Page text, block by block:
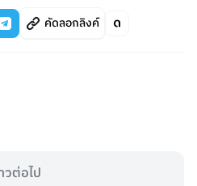
คัดลอกลิงค์
วต่อไป